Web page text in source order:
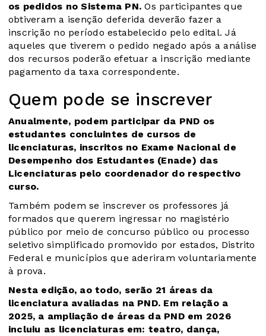
os pedidos noSistema PN.Os participantes que
obtiveram a isenção deferida deverão fazer a
inscrição no período estabelecido pelo edital. Já
aqueles que tiverem o pedido negado após a análise
dos recursos poderão efetuar a inscrição mediante
pagamento da taxa correspondente.
Quem pode se inscrever
Anualmente, podem participar da PND os
estudantes concluintes de cursos de
licenciaturas, inscritos no Exame Nacional de
Desempenho dos Estudantes (Enade) das
Licenciaturas pelo coordenador do respectivo
curso.
Também podem se inscrever os professores já
formados que querem ingressar no magistério
público por meio de concurso público ou processo
seletivo simplificado promovido por estados, Distrito
Federal e municípios que aderiram voluntariamente
à prova.
Nesta edição, ao todo, serão 21 áreas da
licenciatura avaliadas na PND. Em relação a
2025, a ampliação de áreas da PND em 2026
incluiu as licenciaturas em: teatro, dança,